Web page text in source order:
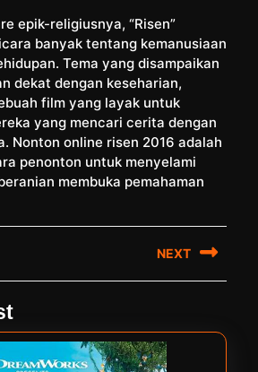
epik-religiusnya, “Risen”
banyak tentang kemanusiaan
Tema yang disampaikan
dekat dengan keseharian,
film yang layak untuk
yang mencari cerita dengan
Nonton online risen 2016 adalah
penonton untuk menyelami
membuka pemahaman
NEXT